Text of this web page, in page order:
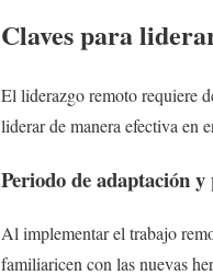
Claves para
El liderazgo remoto requiere
liderar de manera efectiva en
Periodo de adaptación
Al implementar el trabajo
familiaricen con las nuevas